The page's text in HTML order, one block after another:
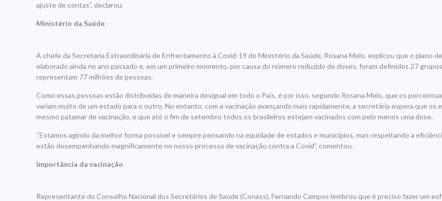
ajuste de contas”, declarou.
Ministério da Saúde
A chefe da Secretaria Extraordinária de Enfrentamento à Covid-19 do Ministério da Saúde, Rosana Melo, explicou que o plano
elaborado ainda no ano passado e, em um primeiro momento, por causa do número reduzido de doses, foram definidos 27
representam 77 milhões de pessoas.
Como essas pessoas estão distribuídas de maneira desigual em todo o País, é por isso, segundo Rosana Melo, que os
variam muito de um estado para o outro. No entanto, com a vacinação avançando mais rapidamente, a secretária espera que os
mesmo patamar de vacinação, e que até o fim de setembro todos os brasileiros estejam vacinados com pelo menos uma dose.
“Estamos agindo da melhor forma possível e sempre pensando na equidade de estados e municípios, mas respeitando a
estão desempenhando magnificamente no nosso processo de vacinação contra a Covid”, comentou.
Importância da vacinação
Representante do Conselho Nacional dos Secretários de Saúde (Conass), Fernando Campos lembrou que é preciso fazer um